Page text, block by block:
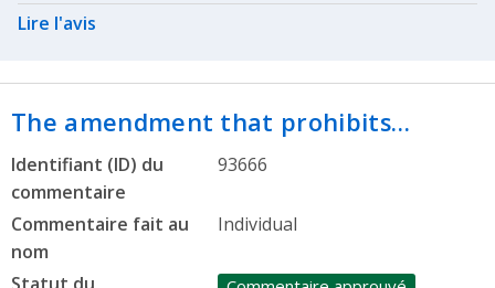
Lire l'avis
The amendment that prohibits…
Identifiant (ID) du
commentaire
93666
Commentaire fait au
nom
Individual